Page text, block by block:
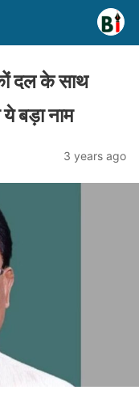
दल के साथ
बड़ा नाम
3 years ago